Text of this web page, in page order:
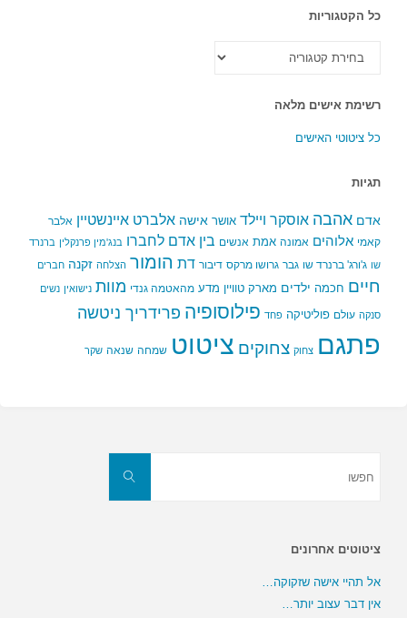
כל הקטגוריות
הקטגוריות
רשימת אישים מלאה
כל ציטוטי האישים
תגיות
אדם אהבה אוסקר ויילד אושר אישה אלברט איינשטיין אלבר
קאמי אלוהים אמונה אמת אנשים בין אדם לחברו בנג'מין פרנקלין ברנרד
שו ג'ורג' ברנרד שו גבר גרושו מרקס דיבור דת הומור הצלחה זקנה חברים
חיים חכמה ילדים מארק טוויין מדע מהאטמה גנדי מוות נישואין נשים
סנקה עולם פוליטיקה פחד פילוסופיה פרידריך ניטשה
פתגם צחוק צחוקים ציטוט שמחה שנאה שקר
חפשו
ציטוטים אחרונים
אל תהיי אישה שזקוקה…
אין דבר עצוב יותר…